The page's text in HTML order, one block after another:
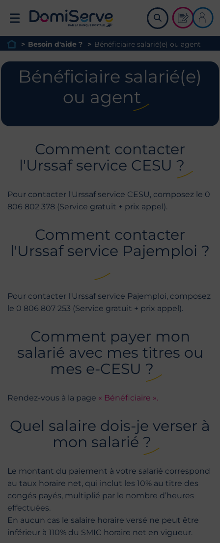
Retour à l'accueilDemander
Me
Page d'accueil du site
> Besoin d'aide ? > Bénéficiaire salarié(e) ou agent
Bénéficiaire salarié(e)
ou agent
Comment contacter
l'Urssaf service CESU ?
Pour contacter l'Urssaf service CESU, composez le 0
806 802 378 (Service gratuit + prix appel).
Comment contacter
l'Urssaf service Pajemploi ?
Pour contacter l'Urssaf service Pajemploi, composez
le 0 806 807 253 (Service gratuit + prix appel).
Comment payer mon
salarié avec mes titres ou
mes e-CESU ?
Rendez-vous à la page « Bénéficiaire ».
Quel salaire dois-je verser à
mon salarié ?
Le montant du paiement à votre salarié correspond
au taux horaire net, qui inclut les 10% au titre des
congés payés, multiplié par le nombre d’heures
effectuées.
En aucun cas le salaire horaire versé ne peut être
inférieur à 110% du SMIC horaire net en vigueur.